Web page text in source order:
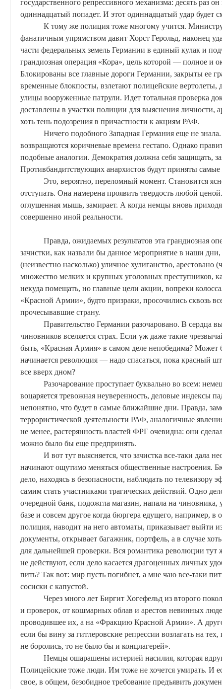
государственного репрессивного механизма: десять раз
одиннадцатый попадет. И этот одиннадцатый удар будет
К тому же полиция тоже многому учится.
фанатичным упрямством давит Хорст Герольд, наконец
части федеральных земель Германии в единый кулак и
грандиозная операция «Кора», цель которой — полное и
Блокированы все главные дороги Германии, закрыты ее
временные блокпосты, взлетают полицейские вертолеты,
улицы вооруженные патрули. Идет тотальная проверка
доставлены в участки полиции для выяснения личности,
хоть тень подозрения в причастности к акциям РАФ.
Ничего подобного Западная Германия еще не
возвращаются коричневые времена гестапо. Однако
подобные аналогии. Демократия должна себя защищать,
Противбандитствующих анархистов будут приняты
Это, вероятно, переломный момент. Становится
отступать. Она намерена проявить твердость любой
оглушенная мышь, замирает. А когда немцы вновь
совершенно иной реальности.
Правда, ожидаемых результатов эта грандиозная
зачистки, как назвали бы данное мероприятие в наши
(неизвестно насколько) уличное хулиганство, арестовано
множество мелких и крупных уголовных преступников,
некуда помещать, но главные цели акции, вопреки
«Красной Армии», будто призраки, просочились сквозь
прочесывавшие страну.
Правительство Германии разочаровано. В сердца
чиновников вселяется страх. Если уж даже такие
быть, «Красная Армия» в самом деле непобедима? Может
начинается революция — надо спасаться, пока красный
все вверх дном?
Разочарование проступает буквально во всем:
воцаряется тревожная неуверенность, деловые индексы
непонятно, что будет в самые ближайшие дни. Правда,
террористической деятельности РАФ, аналогичные
не менее, растерянность властей ФРГ очевидна: они
можно было бы еще предпринять.
И вот тут выясняется, что зачистка все-таки дала
начинают ощутимо меняться общественные настроения.
дело, находясь в безопасности, наблюдать по
самим стать участниками трагических действий. Одно
очередной банк, подожгла магазин, напала на
базе и совсем другое когда бюргера едущего, например, в
полиция, наводит на него автоматы, приказывает выйти
документы, открывает багажник, портфель, а в случае
для дальнейшей проверки. Вся романтика революции тут
не действуют, если дело касается драгоценных личных
пить? Так вот: мир пусть погибнет, а мне чаю все-таки
сосиски с капустой.
Через много летБиргит Хогефельд из второго
и проверок, от кошмарных облав и арестов невинных
проводившее их, а на «Фракцию Красной Армии». А
если бы вину за гитлеровские репрессии возлагать на
не боролись, то не было бы и концлагерей».
Немцы ошарашены истерией насилия, которая
Полицейские тоже люди. Им тоже не хочется умирать. И
свое, в общем, безобидное требование предъявить